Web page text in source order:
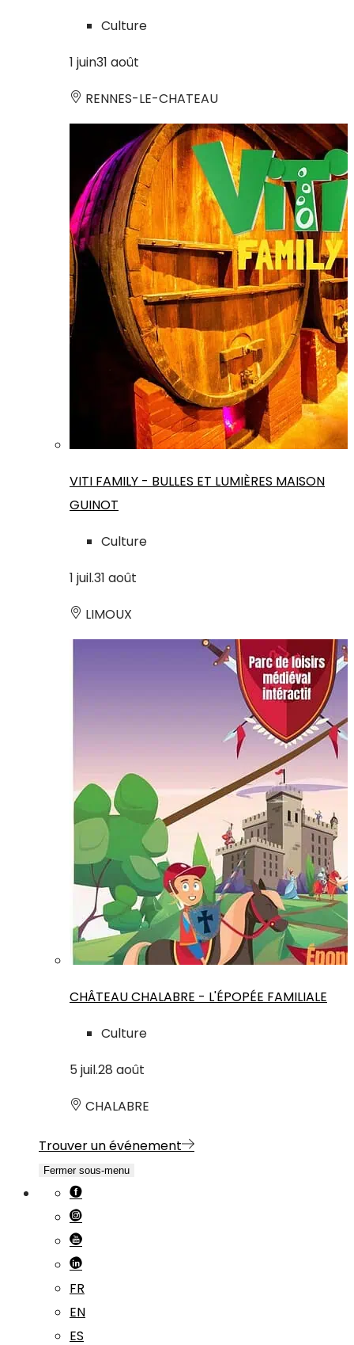
Culture
1 juin31 août
RENNES-LE-CHATEAU
VITI FAMILY - BULLES ET LUMIÈRES MAISON
GUINOT
Culture
1 juil.31 août
LIMOUX
CHÂTEAU CHALABRE - L'ÉPOPÉE FAMILIALE
Culture
5 juil.28 août
CHALABRE
Trouver un événement
Fermer sous-menu
FR
EN
ES